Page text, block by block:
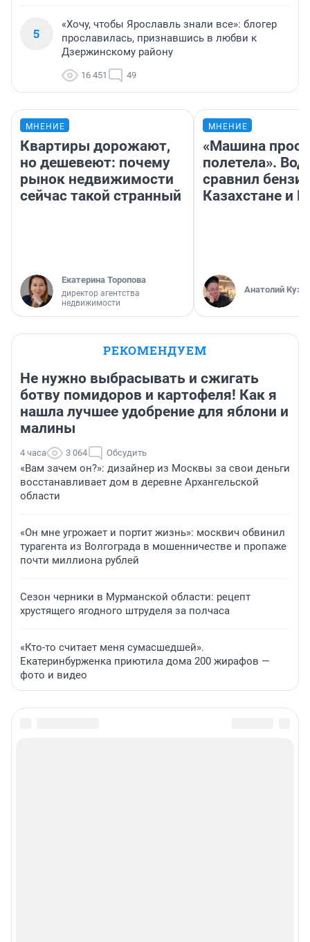
5
«Хочу, чтобы Ярославль знали все»: блогер
прославилась, признавшись в любви к
Дзержинскому району
16 451 49
МНЕНИЕ
Квартиры дорожают,
но дешевеют: почему
рынок недвижимости
сейчас такой странный
Екатерина Торопова
директор агентства
недвижимости
МНЕНИЕ
«Машина
полетела».
сравнил
Казахстане и
Анатолий
РЕКОМЕНДУЕМ
Не нужно выбрасывать и сжигать
ботву помидоров и картофеля! Как я
нашла лучшее удобрение для яблони и
малины
4 часа 3 064 Обсудить
«Вам зачем он?»: дизайнер из Москвы за свои деньги
восстанавливает дом в деревне Архангельской
области
«Он мне угрожает и портит жизнь»: москвич обвинил
турагента из Волгограда в мошенничестве и пропаже
почти миллиона рублей
Сезон черники в Мурманской области: рецепт
хрустящего ягодного штруделя за полчаса
«Кто-то считает меня сумасшедшей».
Екатеринбурженка приютила дома 200 жирафов —
фото и видео